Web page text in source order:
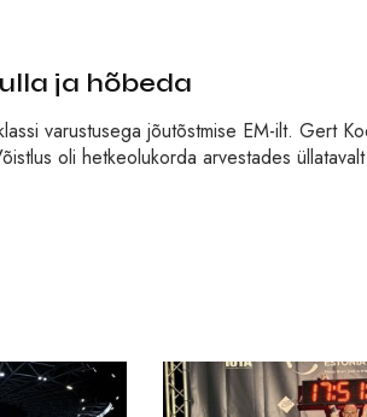
ja hõbeda
varustusega jõutõstmise EM-ilt. Gert
oli hetkeolukorda arvestades